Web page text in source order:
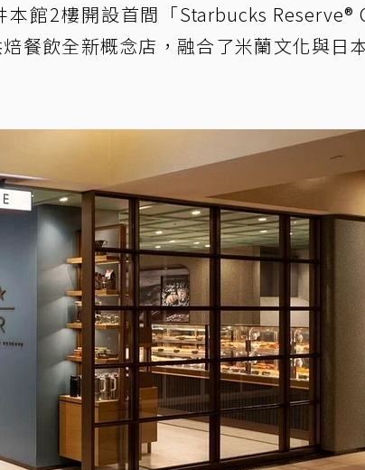
本館2樓開設首間「Starbucks Reserve®
餐飲全新概念店，融合了米蘭文化與日